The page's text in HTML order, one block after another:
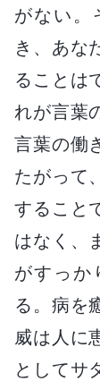
がない。
き、あな
ることは
れが言葉
言葉の働
たがって
すること
はなく、
がすっか
る。病を
威は人に
としてサ